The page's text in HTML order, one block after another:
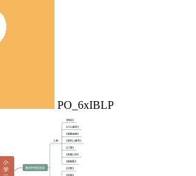
PO_6xIBLP